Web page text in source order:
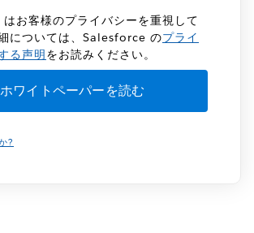
お客様のプライバシーを重視して
については、Salesforce のプライ
る声明をお読みください。
?